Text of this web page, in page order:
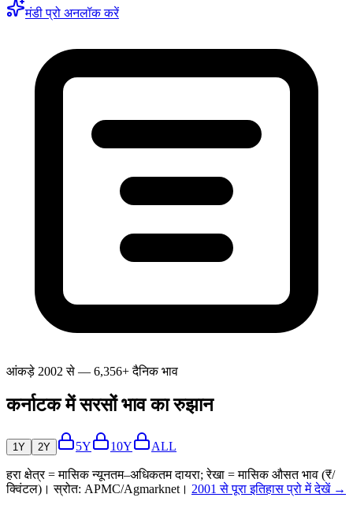
मंडी प्रो अनलॉक करें
आंकड़े 2002 से — 6,356+ दैनिक भाव
कर्नाटक में सरसों भाव का रुझान
1Y 2Y 5Y 10Y ALL
हरा क्षेत्र = मासिक न्यूनतम–अधिकतम दायरा; रेखा = मासिक औसत भाव (₹/
क्विंटल)। स्रोत: APMC/Agmarknet। 2001 से पूरा इतिहास प्रो में देखें →